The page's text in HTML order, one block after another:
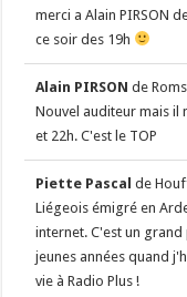
merci a Alain PIRSON
ce soir des 19h
Alain PIRSONde
Nouvel auditeur mais il
et 22h. C'est le TOP
Piette Pascalde
Liégeois émigré en
internet. C'est un
jeunes années quand
vie à Radio Plus !